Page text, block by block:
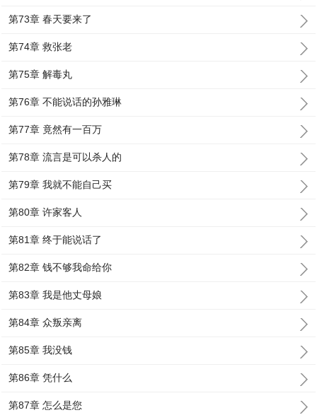
第73章 春天要来了
第74章 救张老
第75章 解毒丸
第76章 不能说话的孙雅琳
第77章 竟然有一百万
第78章 流言是可以杀人的
第79章 我就不能自己买
第80章 许家客人
第81章 终于能说话了
第82章 钱不够我命给你
第83章 我是他丈母娘
第84章 众叛亲离
第85章 我没钱
第86章 凭什么
第87章 怎么是您